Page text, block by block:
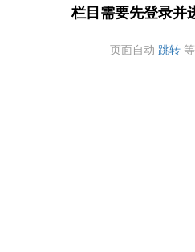
栏目需要先登录并
页面自动 跳转